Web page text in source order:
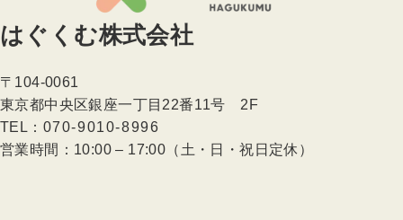
はぐくむ株式会社
〒104-0061
東京都中央区銀座一丁目22番11号 2F
TEL： 070-9010-8996
営業時間：10:00 – 17:00（土・日・祝日定休）